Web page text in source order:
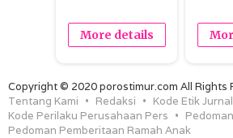
More details
Copyright © 2020 porostimur.com All Rights
Tentang Kami
Redaksi
Kode Etik
Kode Perilaku Perusahaan Pers
Pedoman Pemberitaan Ramah Anak